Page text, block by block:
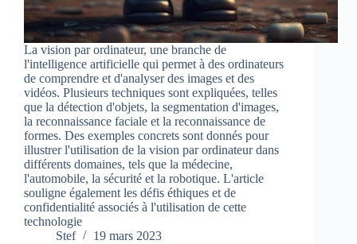
La vision par ordinateur, une branche de
l'intelligence artificielle qui permet à des ordinateurs
de comprendre et d'analyser des images et des
vidéos. Plusieurs techniques sont expliquées, telles
que la détection d'objets, la segmentation d'images,
la reconnaissance faciale et la reconnaissance de
formes. Des exemples concrets sont donnés pour
illustrer l'utilisation de la vision par ordinateur dans
différents domaines, tels que la médecine,
l'automobile, la sécurité et la robotique. L'article
souligne également les défis éthiques et de
confidentialité associés à l'utilisation de cette
technologie
Stef
19 mars 2023